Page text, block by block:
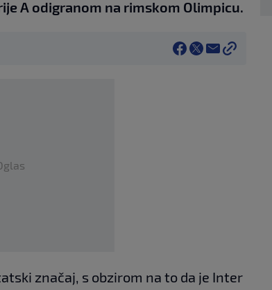
A odigranom na rimskom Olimpicu.
značaj, s obzirom na to da je Inter